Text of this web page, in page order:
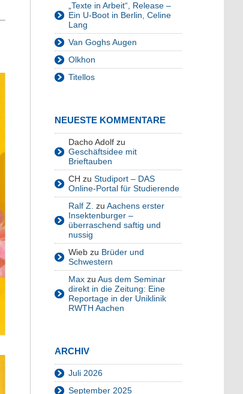
„Texte in Arbeit“, Release –
Ein U-Boot in Berlin, Celine
Lang
Van Goghs Augen
Olkhon
Titellos
NEUESTE KOMMENTARE
Dacho Adolf zu
Geschäftsidee mit
Brieftauben
CH zu Studiport – DAS
Online-Portal für Studierende
Ralf Z. zu Aachens erster
Insektenburger –
überraschend saftig und
nussig
Wieb zu Brüder und
Schwestern
Max zu Aus dem Seminar
direkt in die Zeitung: Eine
Reportage in der Uniklinik
RWTH Aachen
ARCHIV
Juli 2026
September 2025